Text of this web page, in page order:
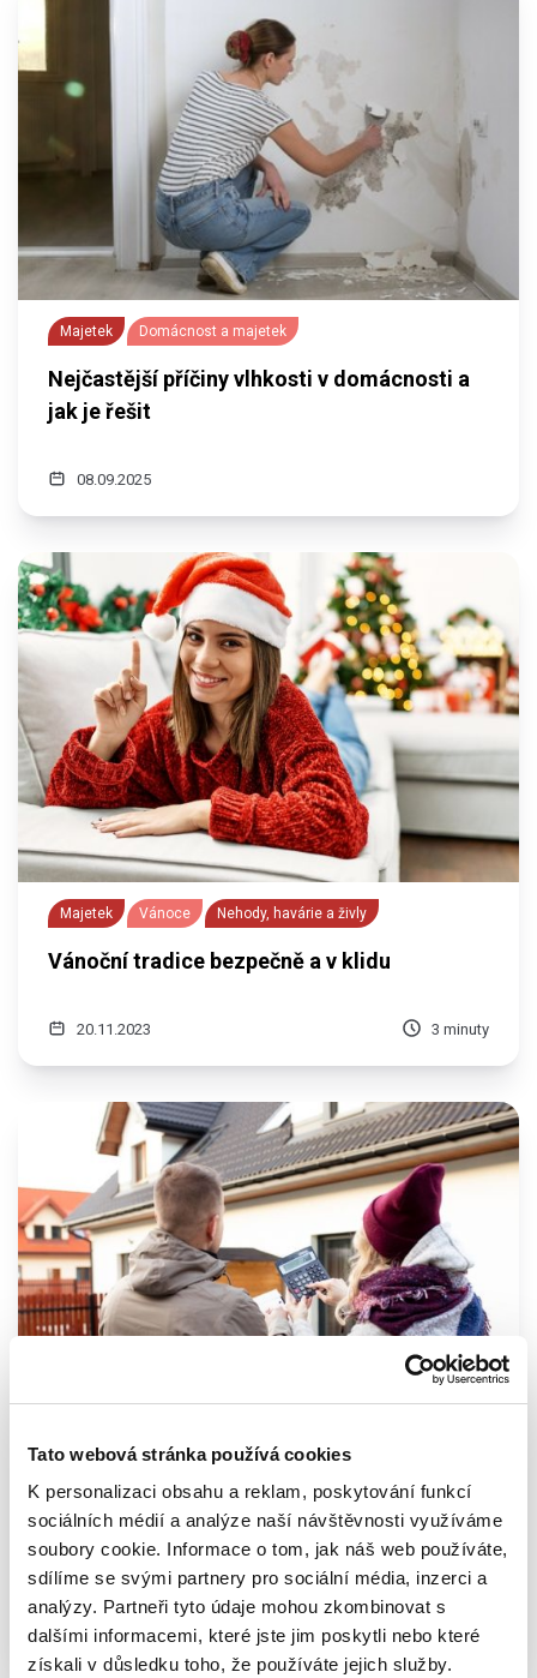
Tato webová stránka používá cookies
K personalizaci obsahu a reklam, poskytování funkcí
sociálních médií a analýze naší návštěvnosti využíváme
soubory cookie. Informace o tom, jak náš web používáte,
sdílíme se svými partnery pro sociální média, inzerci a
analýzy. Partneři tyto údaje mohou zkombinovat s
dalšími informacemi, které jste jim poskytli nebo které
získali v důsledku toho, že používáte jejich služby.
Majetek Domácnost a majetek
Nejčastější příčiny vlhkosti v domácnosti a
jak je řešit
08.09.2025
Majetek Vánoce Nehody, havárie a živly
Vánoční tradice bezpečně a v klidu
20.11.2023 3 minuty
Majetek Nehody, havárie a živly
Co dělat, když dům stojí v záplavovém
území
24.09.2024